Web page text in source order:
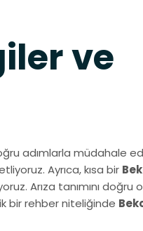
ve
adımlarla müdahale
Ayrıca, kısa bir
Arıza tanımını doğru
bir rehber niteliğinde